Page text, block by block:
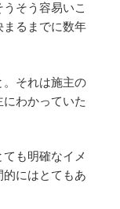
そう容易いこ
まるまでに数年
それは施主の
わかっていた
も明確なイメ
にはとてもあ